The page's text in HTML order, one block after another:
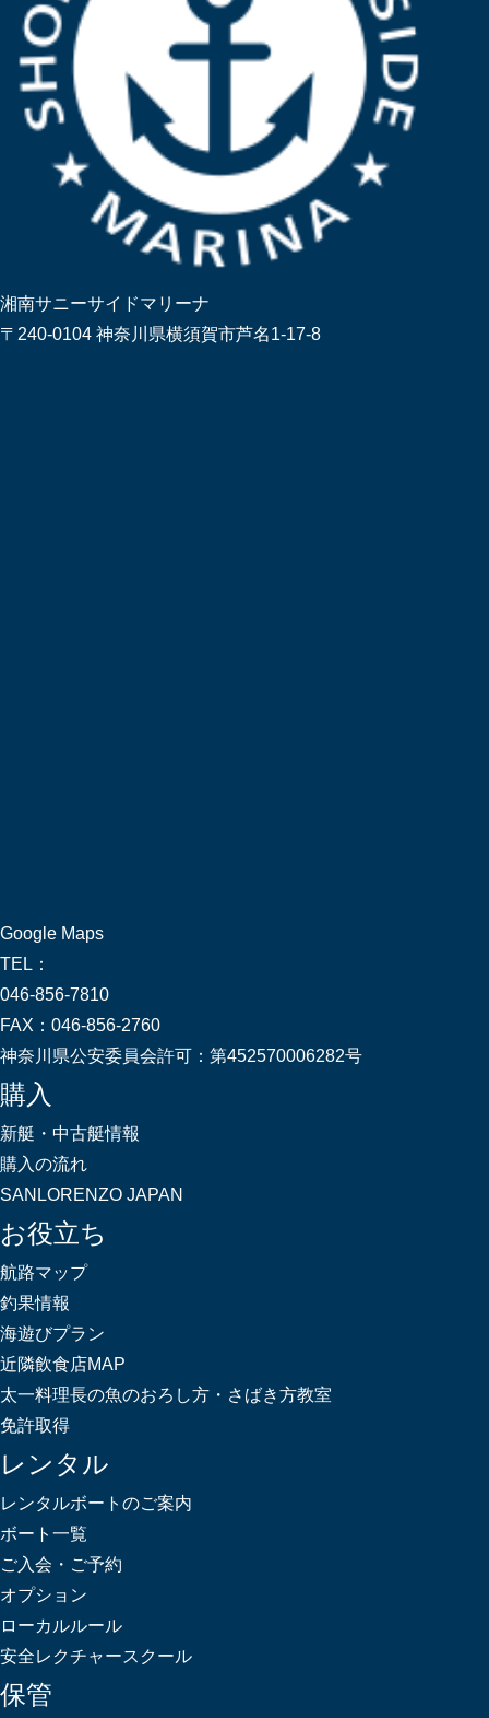
湘南サニーサイドマリーナ
〒240-0104 神奈川県横須賀市芦名1-17-8
Google Maps
TEL：
046-856-7810
FAX： 046-856-2760
神奈川県公安委員会許可： 第452570006282号
購入
新艇・中古艇情報
購入の流れ
SANLORENZO JAPAN
お役立ち
航路マップ
釣果情報
海遊びプラン
近隣飲食店MAP
太一料理長の魚のおろし方・さばき方教室
免許取得
レンタル
レンタルボートのご案内
ボート一覧
ご入会・ご予約
オプション
ローカルルール
安全レクチャースクール
保管